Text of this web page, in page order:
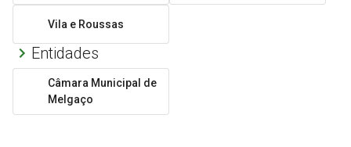
Vila e Roussas
Entidades
Câmara Municipal de
Melgaço